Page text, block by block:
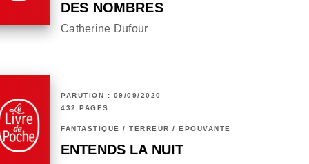
DES NOMBRES
Catherine Dufour
PARUTION : 09/09/2020
432 PAGES
FANTASTIQUE / TERREUR / EPOUVANTE
ENTENDS LA NUIT